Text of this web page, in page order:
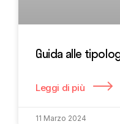
Guida alle
Leggi di più
11 Marzo 2024